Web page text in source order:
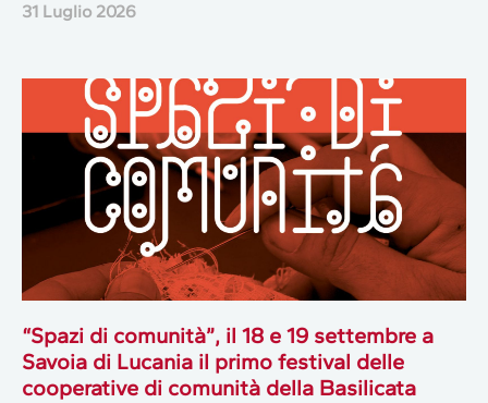
31 Luglio 2026
“Spazi di comunità”, il 18 e 19 settembre a
Savoia di Lucania il primo festival delle
cooperative di comunità della Basilicata